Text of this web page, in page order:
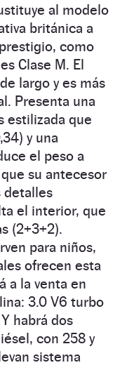
al modelo
británica a
como
Clase M. El
largo y es más
Presenta una
estilizada que
y una
el peso a
su antecesor
detalles
el interior, que
(2+3+2).
para niños,
ofrecen esta
a la venta en
3.0 V6 turbo
habrá dos
con 258 y
sistema